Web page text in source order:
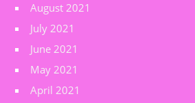
August 2021
July 2021
June 2021
May 2021
April 2021